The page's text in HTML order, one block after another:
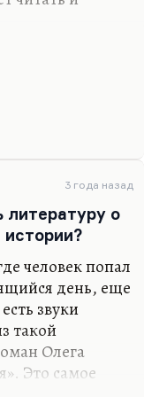
всё. Я как
в авторском
Да
Да, Юрий
3 года назад
литературу о
истории?
человек попал
день, еще
звуки
такой
Олега
Это самое